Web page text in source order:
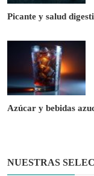
Picante y salud
Azúcar y bebidas
NUESTRAS